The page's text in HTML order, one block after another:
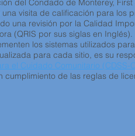
del Condado de Monterey,
visita de calificación para los
una revisión por la Calidad
(QRIS por sus siglas en Inglés).
los sistemas utilizados
para cada sitio, es su
el Cuidado Comunitario (CDSS-
de las reglas de